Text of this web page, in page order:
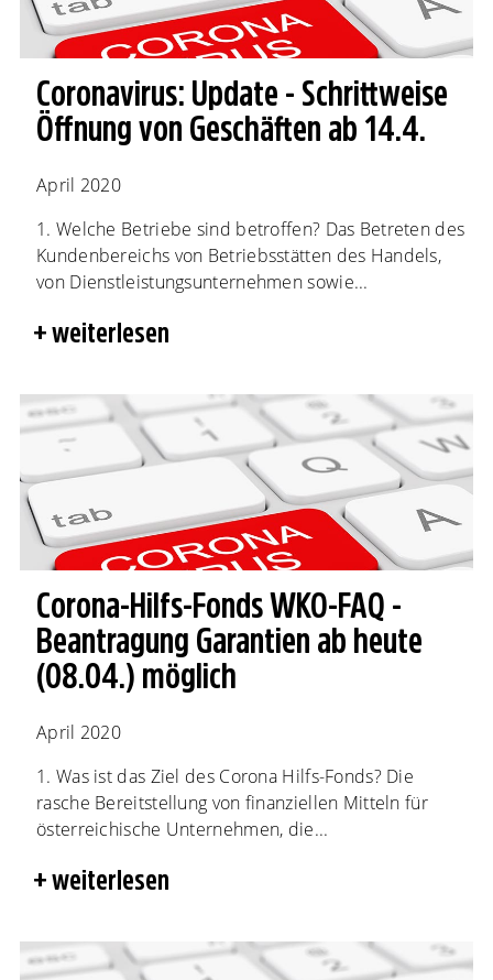
Coronavirus: Update - Schrittweise
Öffnung von Geschäften ab 14.4.
April 2020
1. Welche Betriebe sind betroffen? Das Betreten des
Kundenbereichs von Betriebsstätten des Handels,
von Dienstleistungsunternehmen sowie...
weiterlesen
Corona-Hilfs-Fonds WKO-FAQ -
Beantragung Garantien ab heute
(08.04.) möglich
April 2020
1. Was ist das Ziel des Corona Hilfs-Fonds? Die
rasche Bereitstellung von finanziellen Mitteln für
österreichische Unternehmen, die...
weiterlesen